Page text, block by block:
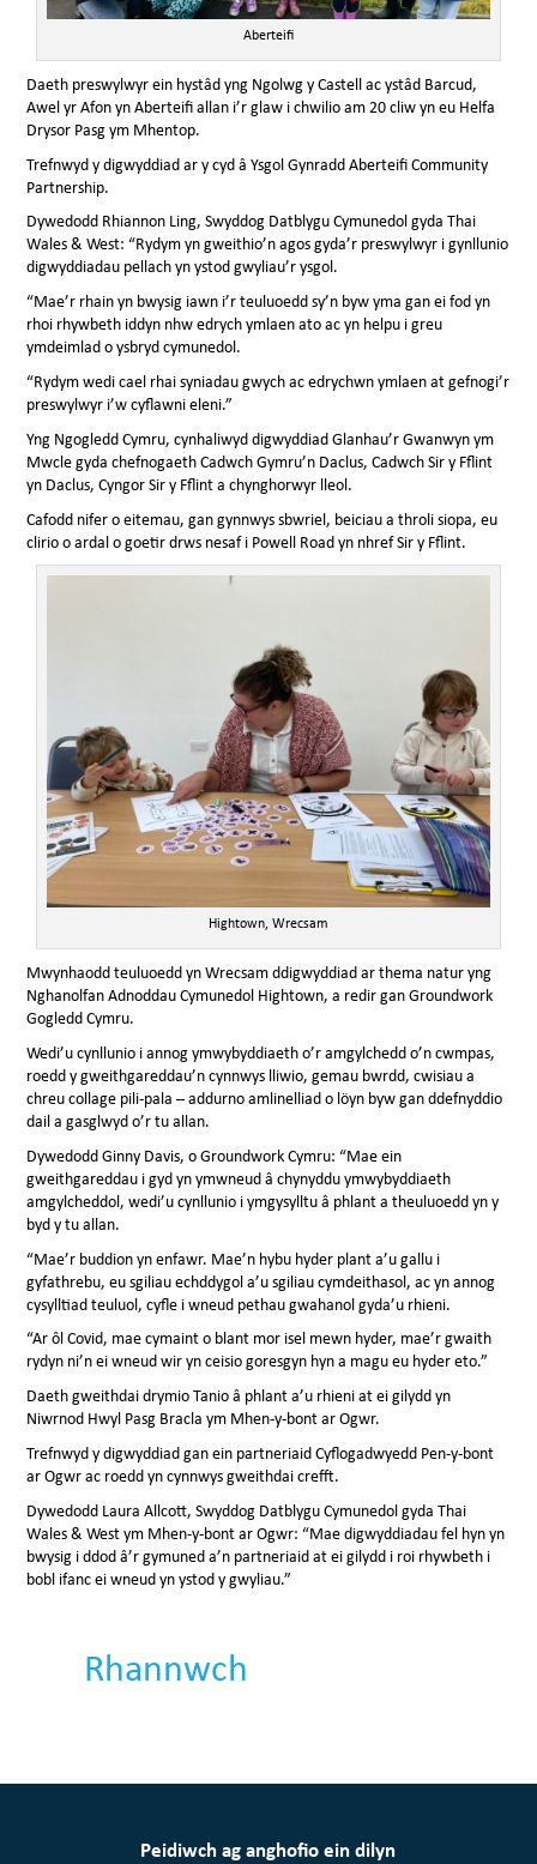
Aberteifi
Daeth preswylwyr ein hystâd yng Ngolwg y Castell ac ystâd Barcud,
Awel yr Afon yn Aberteifi allan i’r glaw i chwilio am 20 cliw yn eu Helfa
Drysor Pasg ym Mhentop.
Trefnwyd y digwyddiad ar y cyd â Ysgol Gynradd Aberteifi Community
Partnership.
Dywedodd Rhiannon Ling, Swyddog Datblygu Cymunedol gyda Thai
Wales & West: “Rydym yn gweithio’n agos gyda’r preswylwyr i gynllunio
digwyddiadau pellach yn ystod gwyliau’r ysgol.
“Mae’r rhain yn bwysig iawn i’r teuluoedd sy’n byw yma gan ei fod yn
rhoi rhywbeth iddyn nhw edrych ymlaen ato ac yn helpu i greu
ymdeimlad o ysbryd cymunedol.
“Rydym wedi cael rhai syniadau gwych ac edrychwn ymlaen at gefnogi’r
preswylwyr i’w cyflawni eleni.”
Yng Ngogledd Cymru, cynhaliwyd digwyddiad Glanhau’r Gwanwyn ym
Mwcle gyda chefnogaeth Cadwch Gymru’n Daclus, Cadwch Sir y Fflint
yn Daclus, Cyngor Sir y Fflint a chynghorwyr lleol.
Cafodd nifer o eitemau, gan gynnwys sbwriel, beiciau a throli siopa, eu
clirio o ardal o goetir drws nesaf i Powell Road yn nhref Sir y Fflint.
Hightown, Wrecsam
Mwynhaodd teuluoedd yn Wrecsam ddigwyddiad ar thema natur yng
Nghanolfan Adnoddau Cymunedol Hightown, a redir gan Groundwork
Gogledd Cymru.
Wedi’u cynllunio i annog ymwybyddiaeth o’r amgylchedd o’n cwmpas,
roedd y gweithgareddau’n cynnwys lliwio, gemau bwrdd, cwisiau a
chreu collage pili-pala – addurno amlinelliad o löyn byw gan ddefnyddio
dail a gasglwyd o’r tu allan.
Dywedodd Ginny Davis, o Groundwork Cymru: “Mae ein
gweithgareddau i gyd yn ymwneud â chynyddu ymwybyddiaeth
amgylcheddol, wedi’u cynllunio i ymgysylltu â phlant a theuluoedd yn y
byd y tu allan.
“Mae’r buddion yn enfawr. Mae’n hybu hyder plant a’u gallu i
gyfathrebu, eu sgiliau echddygol a’u sgiliau cymdeithasol, ac yn annog
cysylltiad teuluol, cyfle i wneud pethau gwahanol gyda’u rhieni.
“Ar ôl Covid, mae cymaint o blant mor isel mewn hyder, mae’r gwaith
rydyn ni’n ei wneud wir yn ceisio goresgyn hyn a magu eu hyder eto.”
Daeth gweithdai drymio Tanio â phlant a’u rhieni at ei gilydd yn
Niwrnod Hwyl Pasg Bracla ym Mhen-y-bont ar Ogwr.
Trefnwyd y digwyddiad gan ein partneriaid Cyflogadwyedd Pen-y-bont
ar Ogwr ac roedd yn cynnwys gweithdai crefft.
Dywedodd Laura Allcott, Swyddog Datblygu Cymunedol gyda Thai
Wales & West ym Mhen-y-bont ar Ogwr: “Mae digwyddiadau fel hyn yn
bwysig i ddod â’r gymuned a’n partneriaid at ei gilydd i roi rhywbeth i
bobl ifanc ei wneud yn ystod y gwyliau.”
Rhannwch
Peidiwch ag anghofio ein dilyn